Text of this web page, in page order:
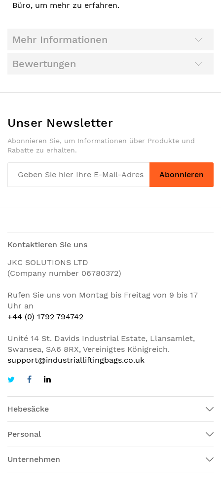
Büro, um mehr zu erfahren.
Mehr Informationen
Bewertungen
Unser Newsletter
Abonnieren Sie, um Informationen über Produkte und
Rabatte zu erhalten.
Abonnieren
Kontaktieren Sie uns
JKC SOLUTIONS LTD
(Company number 06780372)
Rufen Sie uns von Montag bis Freitag von 9 bis 17
Uhr an
+44 (0) 1792 794742
Unité 14 St. Davids Industrial Estate, Llansamlet,
Swansea, SA6 8RX, Vereinigtes Königreich.
support@industrialliftingbags.co.uk
Hebesäcke
Personal
Unternehmen